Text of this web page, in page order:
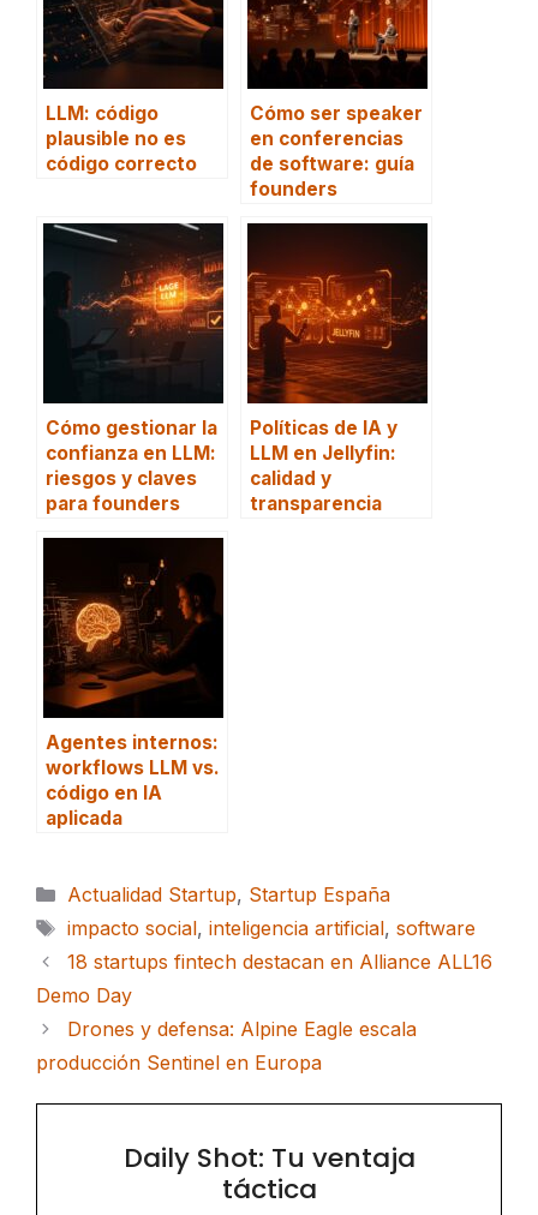
LLM: código
plausible no es
código correcto
Cómo ser speaker
en conferencias
de software: guía
founders
Cómo gestionar la
confianza en LLM:
riesgos y claves
para founders
Políticas de IA y
LLM en Jellyfin:
calidad y
transparencia
Agentes internos:
workflows LLM vs.
código en IA
aplicada
Categorías
Actualidad Startup, Startup España
Etiquetas
impacto social, inteligencia artificial, software
18 startups fintech destacan en Alliance ALL16
Demo Day
Drones y defensa: Alpine Eagle escala
producción Sentinel en Europa
Daily Shot: Tu ventaja
táctica